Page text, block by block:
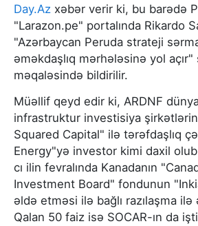
Day.Az xəbər verir ki, bu barədə
"Larazon.pe" portalında Rikardo
"Azərbaycan Peruda strateji
əməkdaşlıq mərhələsinə yol
məqaləsində bildirilir.
Müəllif qeyd edir ki, ARDNF
infrastruktur investisiya
Squared Capital" ilə tərəfdaşlıq
Energy"yə investor kimi daxil
cı ilin fevralında Kanadanın
Investment Board" fondunun
əldə etməsi ilə bağlı razılaşma
Qalan 50 faiz isə SOCAR-ın da